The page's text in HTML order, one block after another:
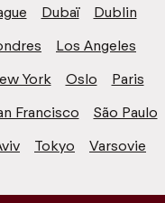
Dubaï
Dublin
Los Angeles
York Oslo
Paris
Francisco
São Paulo
Tokyo Varsovie